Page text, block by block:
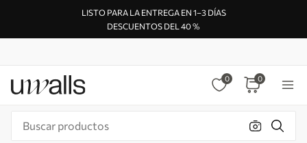
LISTO PARA LA ENTREGA EN 1–3 DÍAS
DESCUENTOS DEL 40 %
0 0